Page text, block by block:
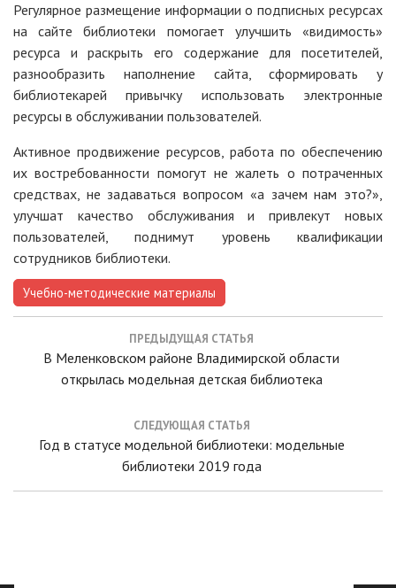
Регулярное размещение информации о подписных ресурсах
на сайте библиотеки помогает улучшить «видимость»
ресурса и раскрыть его содержание для посетителей,
разнообразить наполнение сайта, сформировать у
библиотекарей привычку использовать электронные
ресурсы в обслуживании пользователей.
Активное продвижение ресурсов, работа по обеспечению
их востребованности помогут не жалеть о потраченных
средствах, не задаваться вопросом «а зачем нам это?»,
улучшат качество обслуживания и привлекут новых
пользователей, поднимут уровень квалификации
сотрудников библиотеки.
Учебно-методические материалы
записям
ПРЕДЫДУЩАЯ СТАТЬЯ
Предыдущая
статья:
В Меленковском районе Владимирской области
открылась модельная детская библиотека
СЛЕДУЮЩАЯ СТАТЬЯ
Следующая
Год в статусе модельной библиотеки: модельные
библиотеки 2019 года